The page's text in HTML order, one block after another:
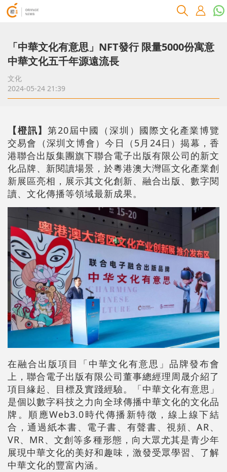
「中華文化有意思」NFT發行 限量5000份寓意
中華文化五千年源遠流長
文化
2024-05-24 21:39
【橙訊】第20屆中國（深圳）國際文化產業博覽
交易會（深圳文博會）今日（5月24日）揭幕，香
港聯合出版集團旗下聯合電子出版有限公司的新文
化品牌、新閱讀場景，於粵港澳大灣區文化產業創
新展區亮相，展示其文化創新、融合出版、數字閱
讀、文化傳播等領域最新成果。
在融合出版項目「中華文化有意思」品牌發布會
上，聯合電子出版有限公司董事總經理周晟介紹了
項目緣起、目標及實踐經驗。「中華文化有意思」
是個以數字科技之力向全球傳播中華文化的文化品
牌。順應Web3.0時代傳播新特徵，線上線下結
合，通過紙本書、電子書、有聲書、視頻、AR、
VR、MR、文創等多種形態，向大眾尤其是青少年
展現中華文化的美好和趣味，激發受眾學習、了解
中華文化的豐富內涵。